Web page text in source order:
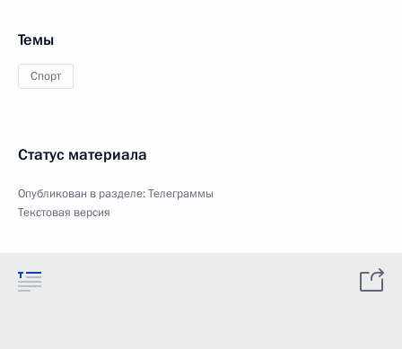
Темы
Спорт
Статус материала
Опубликован в разделе:Телеграммы
Текстовая версия